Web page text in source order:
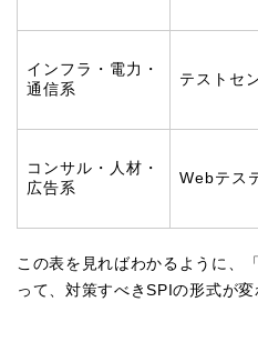
インフラ・電力・
通信系
テストセ
コンサル・人材・
広告系
Webテス
この表を見ればわかるように、
って、対策すべきSPIの形式が変